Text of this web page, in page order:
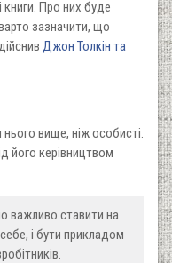
книги. Про них буде
зазначити, що
Джон Толкін та
вище, ніж особисті.
його керівництвом
важливо ставити на
і бути прикладом